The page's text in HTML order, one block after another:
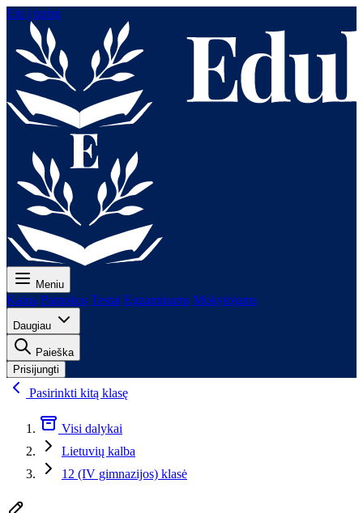
Eiti į turinį
Meniu
Kaina Pamokos Testai Egzaminams Mokytojams
Daugiau
Paieška
Prisijungti
Pasirinkti kitą klasę
Visi dalykai
Lietuvių kalba
12 (IV gimnazijos) klasė